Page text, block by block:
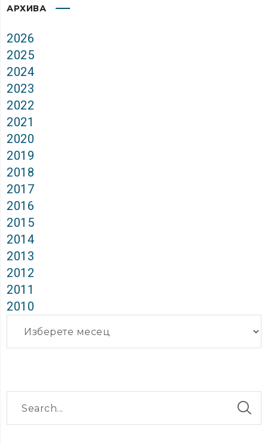
АРХИВА
2026
2025
2024
2023
2022
2021
2020
2019
2018
2017
2016
2015
2014
2013
2012
2011
2010